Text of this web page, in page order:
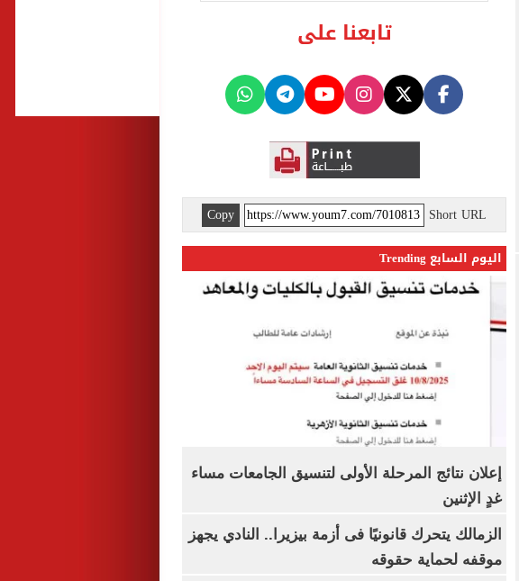
تابعنا على
Short URL
Copy
اليوم السابع Trending
إعلان نتائج المرحلة الأولى لتنسيق الجامعات مساء
غدٍ الإثنين
الزمالك يتحرك قانونيًا فى أزمة بيزيرا.. النادي يجهز
موقفه لحماية حقوقه